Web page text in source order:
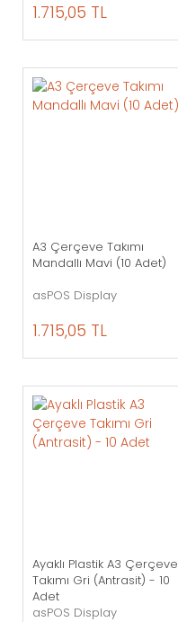
1.715,05 TL
A3 Çerçeve Takımı
Mandallı Mavi (10 Adet)
asPOS Display
1.715,05 TL
Ayaklı Plastik A3 Çerçeve
Takımı Gri (Antrasit) - 10
Adet
asPOS Display